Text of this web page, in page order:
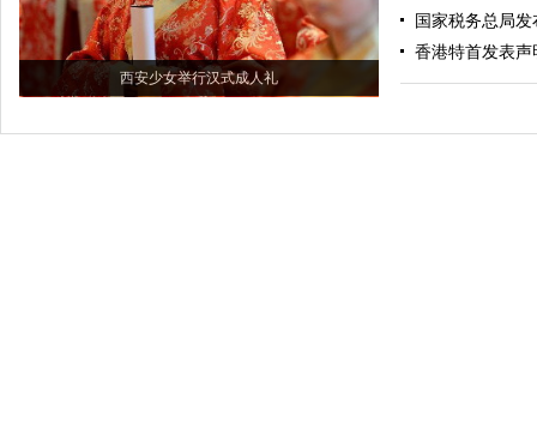
西安少女举行汉式成人礼
国家税务总局
香港特首发表声